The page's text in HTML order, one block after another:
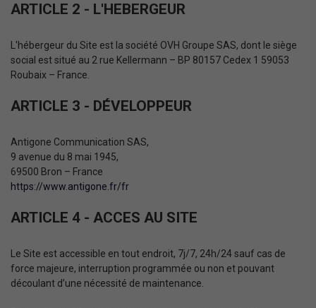
ARTICLE 2 - L'HEBERGEUR
L'hébergeur du Site est la société OVH Groupe SAS, dont le siège
social est situé au 2 rue Kellermann – BP 80157 Cedex 1 59053
Roubaix – France.
ARTICLE 3 - DÉVELOPPEUR
Antigone Communication SAS,
9 avenue du 8 mai 1945,
69500 Bron – France
https://www.antigone.fr/fr
ARTICLE 4 - ACCES AU SITE
Le Site est accessible en tout endroit, 7j/7, 24h/24 sauf cas de
force majeure, interruption programmée ou non et pouvant
découlant d’une nécessité de maintenance.